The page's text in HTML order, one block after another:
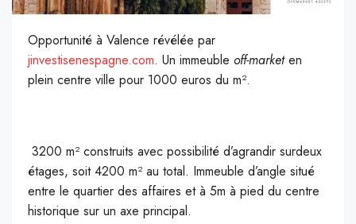
Opportunité à Valence révélée par
jinvestisenespagne.com. Un immeuble off-marketen
plein centre ville pour 1000 euros du m².
3200 m² construits avec possibilité d’agrandir surdeux
étages, soit 4200 m² au total. Immeuble d’angle situé
entre le quartier des affaires et à 5m à pied du centre
historique sur un axe principal.